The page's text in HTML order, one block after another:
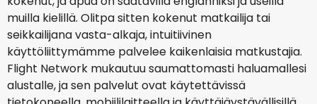
muilla kielillä. Olitpa sitten kokenut matkailija tai
seikkailijana vasta-alkaja, intuitiivinen
käyttöliittymämme palvelee kaikenlaisia matkustajia.
Flight Network mukautuu saumattomasti haluamallesi
alustalle, ja sen palvelut ovat käytettävissä